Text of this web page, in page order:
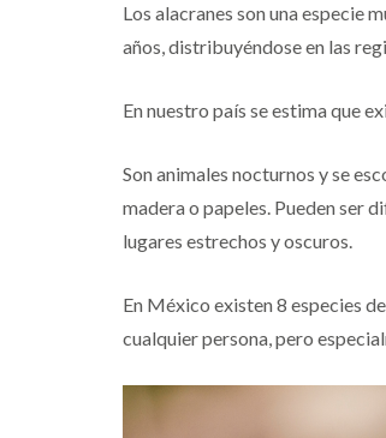
Los alacranes son una especie
años, distribuyéndose en las
En nuestro país se estima que
Son animales nocturnos y se
madera o papeles. Pueden ser
lugares estrechos y oscuros.
En México existen 8 especies
cualquier persona, pero